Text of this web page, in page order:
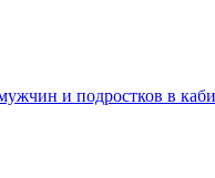
и подростков в